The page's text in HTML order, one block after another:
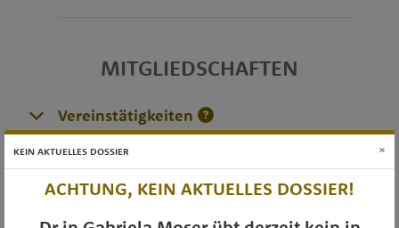
MITGLIEDSCHAFTEN
Vereinstätigkeiten
DIVERSES
KEIN AKTUELLES DOSSIER ×
ACHTUNG, KEIN AKTUELLES DOSSIER!